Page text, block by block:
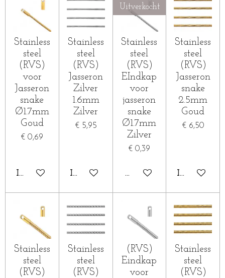
Stainless
steel
(RVS)
voor
Jasseron
snake
Ø1.7mm
Goud
€ 0,69
IN WINKELWAGEN
Stainless
steel
(RVS)
Jasseron
Zilver
1.6mm
Zilver
€ 5,95
IN WINKELWAGEN
Uitverkocht
Stainless
steel
(RVS)
EIndkap
voor
jasseron
snake
Ø1.7mm
Zilver
€ 0,39
HOUD MIJ OP DE
Stainless
steel
(RVS)
Jasseron
snake
2.5mm
Goud
€ 6,50
IN
Stainless
steel
(RVS)
Stainless
steel
(RVS)
(RVS)
Eindkap
voor
Stainless
steel
(RVS)